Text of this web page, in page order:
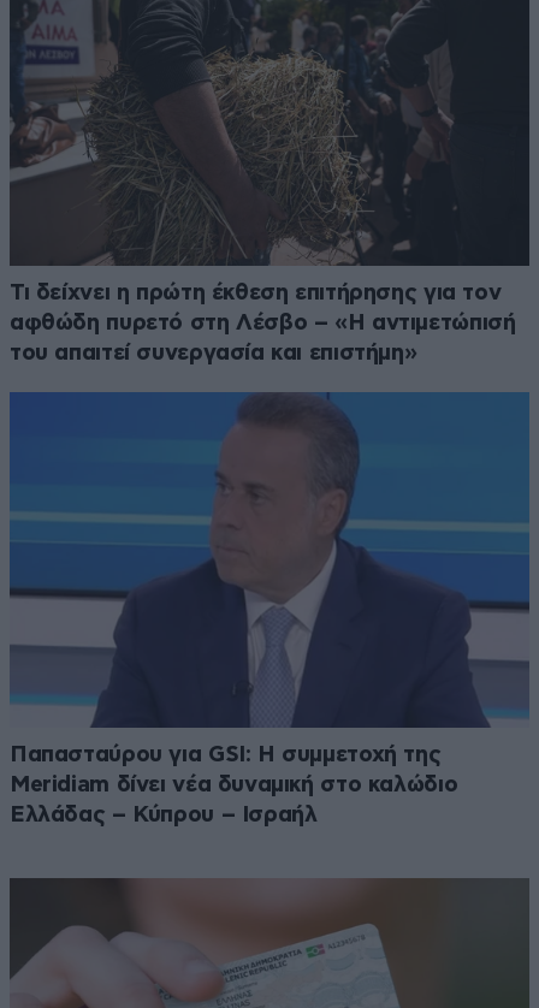
Τι δείχνει η πρώτη έκθεση επιτήρησης για τον
αφθώδη πυρετό στη Λέσβο – «Η αντιμετώπισή
του απαιτεί συνεργασία και επιστήμη»
Παπασταύρου για GSI: Η συμμετοχή της
Meridiam δίνει νέα δυναμική στο καλώδιο
Ελλάδας – Κύπρου – Ισραήλ